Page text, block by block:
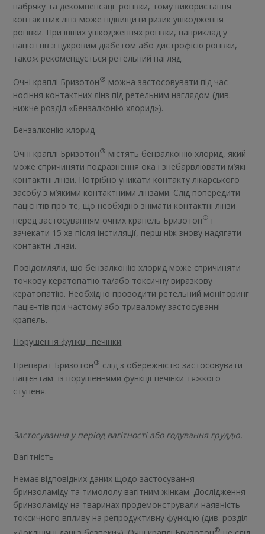
набряку та декомпенсації рогівки, тому використання
контактних лінз може підвищити ризик ушкодження
рогівки. При інших ушкодженнях рогівки, наприклад у
пацієнтів з цукровим діабетом або дистрофією рогівки,
також рекомендується ретельний нагляд.
Очні краплі Бризотон® можна застосовувати під час
носіння контактних лінз під ретельним наглядом (див.
нижче розділ «Бензалконію хлорид»).
Бензалконію хлорид
Очні краплі Бризотон® містять бензалконію хлорид, який
може спричиняти подразнення ока і знебарвлювати м’які
контактні лінзи. Потрібно уникати контакту лікарського
засобу з м’якими контактними лінзами. Слід попередити
пацієнтів про те, що необхідно знімати контактні лінзи
перед застосуванням очних крапель Бризотон® і
зачекати 15 хв після інстиляції, перш ніж знову надягати
контактні лінзи.
Повідомляли, що бензалконію хлорид може спричиняти
точкову кератопатію та/або токсичну виразкову
кератопатію. Необхідно проводити ретельний моніторинг
пацієнтів при частому або тривалому застосуванні
крапель.
Порушення функції печінки
Препарат Бризотон® слід з обережністю застосовувати
пацієнтам із порушеннями функції печінки тяжкого
ступеня.
Застосування у період вагітності або годування груддю.
Вагітність
Немає відповідних даних щодо застосування
бринзоламіду та тимололу вагітним жінкам. Дослідження
бринзоламіду на тваринах продемонстрували наявність
токсичного впливу на репродуктивну функцію (див. розділ
®